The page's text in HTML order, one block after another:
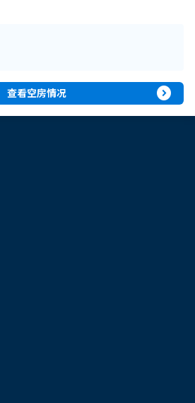
查看空房情况 expand_circle_right